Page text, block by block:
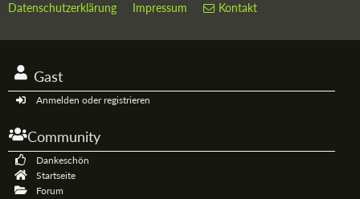
Datenschutzerklärung Impressum Kontakt
Gast
Anmelden oder registrieren
Community
Dankeschön
Startseite
Forum